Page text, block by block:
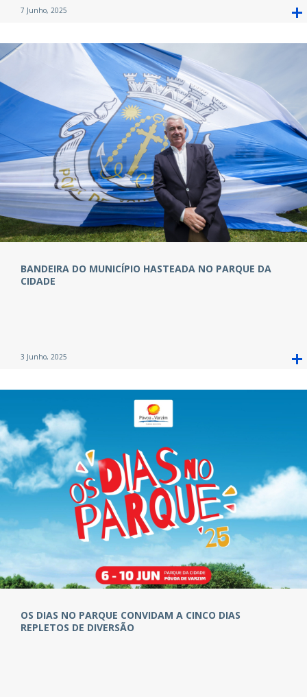
7 Junho, 2025
BANDEIRA DO MUNICÍPIO HASTEADA NO PARQUE DA
CIDADE
3 Junho, 2025
OS DIAS NO PARQUE CONVIDAM A CINCO DIAS
REPLETOS DE DIVERSÃO